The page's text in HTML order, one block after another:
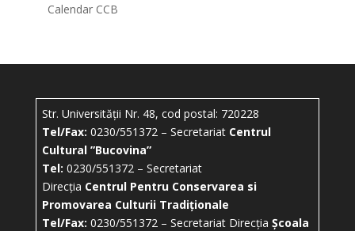
Calendar CCB
Str. Universității Nr. 48, cod postal: 720228
Tel/Fax: 0230/551372 – Secretariat Centrul
Cultural ”Bucovina”
Tel: 0230/551372 – Secretariat
Direcția Centrul Pentru Conservarea si
Promovarea Culturii Tradiționale
Tel/Fax: 0230/551372 – Secretariat Direcția Școala